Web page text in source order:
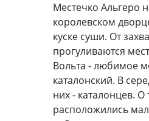
Местечко Альгеро
королевском
куске суши. От
прогуливаются
Вольта - любимое
каталонский. В
них - каталонцев. О
расположились